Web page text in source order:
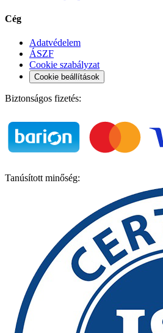
Cég
Adatvédelem
ÁSZF
Cookie szabályzat
Cookie beállítások
Biztonságos fizetés:
Tanúsított minőség: